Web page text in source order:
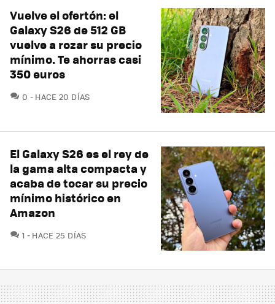
Vuelve el ofertón: el
Galaxy S26 de 512 GB
vuelve a rozar su precio
mínimo. Te ahorras casi
350 euros
0 COMENTARIOS
HACE 20 DÍAS
El Galaxy S26 es el rey de
la gama alta compacta y
acaba de tocar su precio
mínimo histórico en
Amazon
1 COMENTARIOS
HACE 25 DÍAS